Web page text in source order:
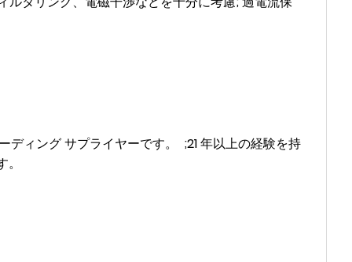
ディング サプライヤーです。 ;21 年以上の経験を持